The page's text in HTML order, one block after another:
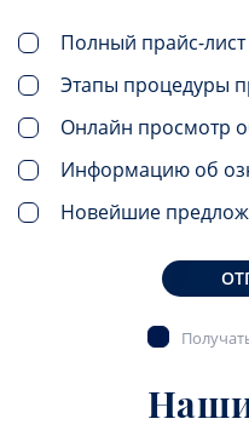
Полный прайс-лист
Этапы процедуры
Онлайн просмотр
Информацию об
Новейшие